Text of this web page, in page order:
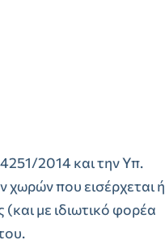
2014 και την Υπ.
που εισέρχεται ή
(και με ιδιωτικό φορέα